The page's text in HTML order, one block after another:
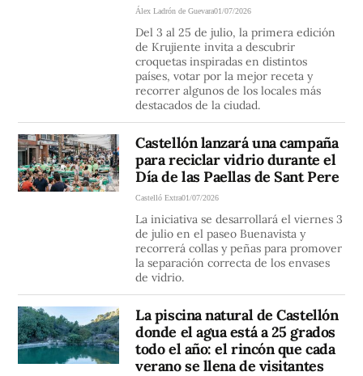
Álex Ladrón de Guevara01/07/2026
Del 3 al 25 de julio, la primera edición
de Krujiente invita a descubrir
croquetas inspiradas en distintos
países, votar por la mejor receta y
recorrer algunos de los locales más
destacados de la ciudad.
Castellón lanzará una campaña
para reciclar vidrio durante el
Día de las Paellas de Sant Pere
Castelló Extra01/07/2026
La iniciativa se desarrollará el viernes 3
de julio en el paseo Buenavista y
recorrerá collas y peñas para promover
la separación correcta de los envases
de vidrio.
La piscina natural de Castellón
donde el agua está a 25 grados
todo el año: el rincón que cada
verano se llena de visitantes